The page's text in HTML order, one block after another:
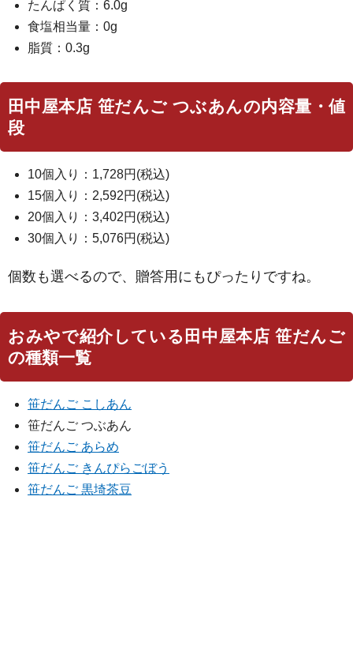
たんぱく質：6.0g
食塩相当量：0g
脂質：0.3g
田中屋本店 笹だんご つぶあんの内容量・値
段
10個入り：1,728円(税込)
15個入り：2,592円(税込)
20個入り：3,402円(税込)
30個入り：5,076円(税込)
個数も選べるので、贈答用にもぴったりですね。
おみやで紹介している田中屋本店 笹だんご
の種類一覧
笹だんご こしあん
笹だんご つぶあん
笹だんご あらめ
笹だんご きんぴらごぼう
笹だんご 黒埼茶豆